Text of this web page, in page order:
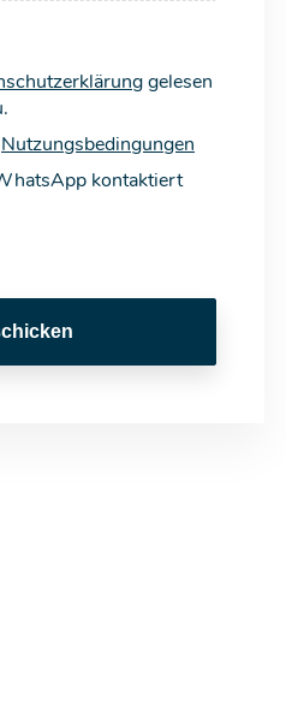
gelesen
Nutzungsbedingungen
kontaktiert